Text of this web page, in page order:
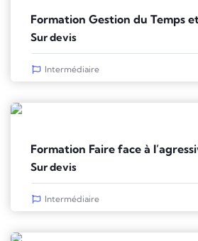
Sur devis
Intermédiaire
Sur devis
Intermédiaire